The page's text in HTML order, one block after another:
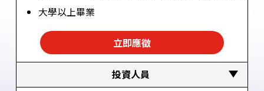
大學以上畢業
立即應徵
投資人員